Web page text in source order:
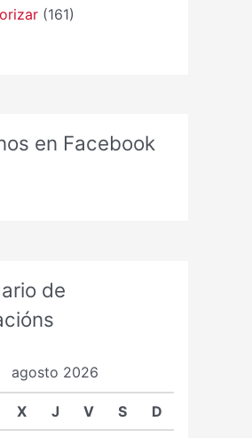
(161)
en Facebook
de
agosto 2026
X J V S D